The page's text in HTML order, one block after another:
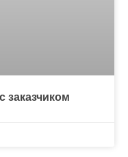
заказчиком